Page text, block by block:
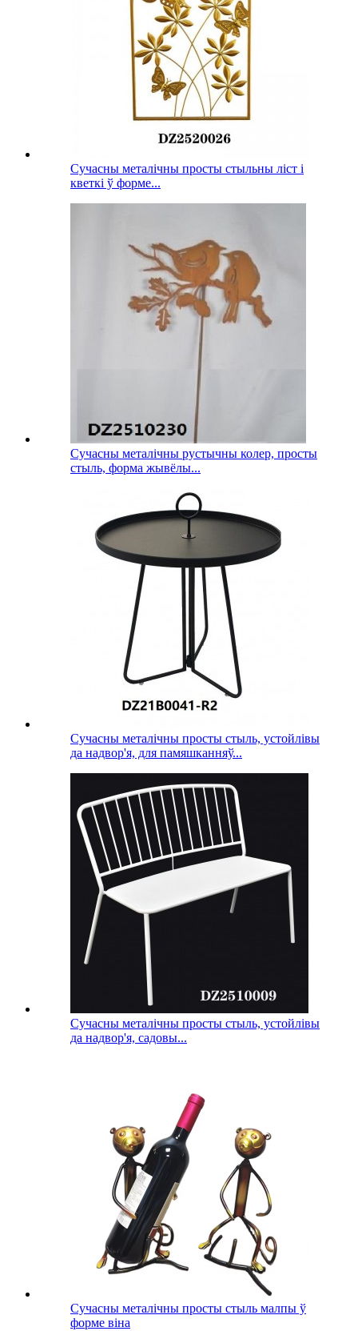
Сучасны металічны просты стыльны ліст і
кветкі ў форме...
Сучасны металічны рустычны колер, просты
стыль, форма жывёлы...
Сучасны металічны просты стыль, устойлівы
да надвор'я, для памяшканняў...
Сучасны металічны просты стыль, устойлівы
да надвор'я, садовы...
Сучасны металічны просты стыль малпы ў
форме віна